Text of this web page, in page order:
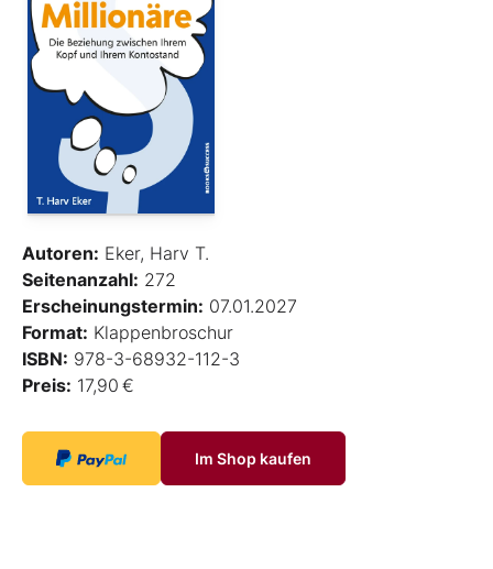
Autoren: Eker, Harv T.
Seitenanzahl: 272
Erscheinungstermin: 07.01.2027
Format: Klappenbroschur
ISBN: 978-3-68932-112-3
Preis: 17,90 €
Im Shop kaufen